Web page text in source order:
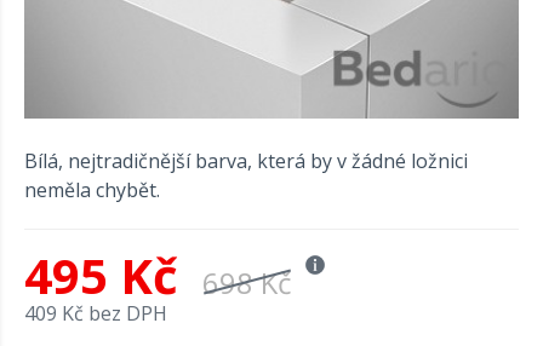
Bílá, nejtradičnější barva, která by v žádné ložnici
neměla chybět.
495 Kč 698 Kč
409 Kč bez DPH